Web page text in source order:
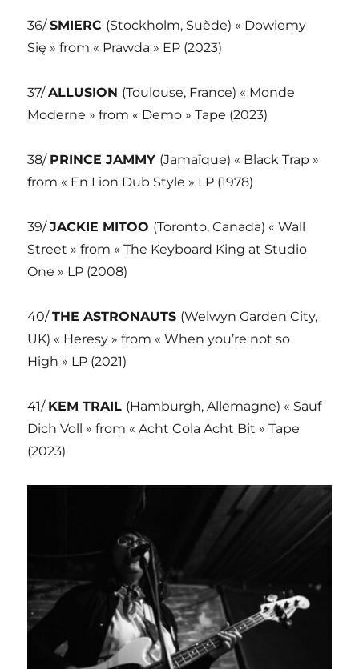
36/SMIERC (Stockholm, Suède) « Dowiemy
Się » from « Prawda » EP (2023)
37/ALLUSION (Toulouse, France) « Monde
Moderne » from « Demo » Tape (2023)
38/ PRINCE JAMMY (Jamaïque) « Black Trap »
from « En Lion Dub Style » LP (1978)
39/JACKIE MITOO (Toronto, Canada) « Wall
Street » from « The Keyboard King at Studio
One » LP (2008)
40/THE ASTRONAUTS (Welwyn Garden City,
UK) « Heresy » from « When you’re not so
High » LP (2021)
41/ KEM TRAIL (Hamburgh, Allemagne) « Sauf
Dich Voll » from « Acht Cola Acht Bit » Tape
(2023)